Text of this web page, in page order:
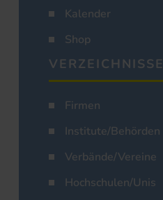
Kalender
Shop
VERZEICHNISSE
Firmen
Institute/Behörden
Verbände/Vereine
Hochschulen/Unis